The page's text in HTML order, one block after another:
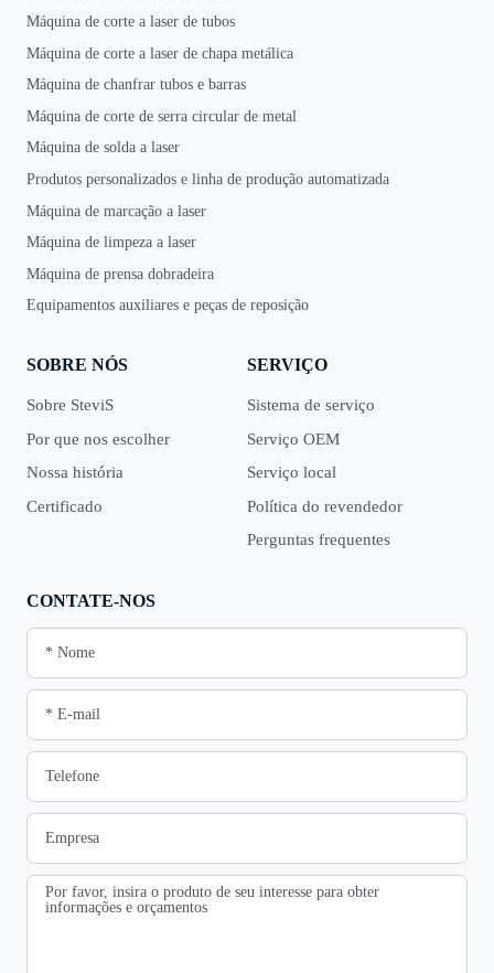
Máquina de corte a laser de tubos
Máquina de corte a laser de chapa metálica
Máquina de chanfrar tubos e barras
Máquina de corte de serra circular de metal
Máquina de solda a laser
Produtos personalizados e linha de produção automatizada
Máquina de marcação a laser
Máquina de limpeza a laser
Máquina de prensa dobradeira
Equipamentos auxiliares e peças de reposição
SOBRE NÓS
Sobre SteviS
Por que nos escolher
Nossa história
Certificado
SERVIÇO
Sistema de serviço
Serviço OEM
Serviço local
Política do revendedor
Perguntas frequentes
CONTATE-NOS